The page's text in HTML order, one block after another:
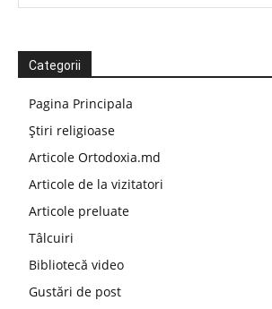
Categorii
Pagina Principala
Știri religioase
Articole Ortodoxia.md
Articole de la vizitatori
Articole preluate
Tâlcuiri
Bibliotecă video
Gustări de post